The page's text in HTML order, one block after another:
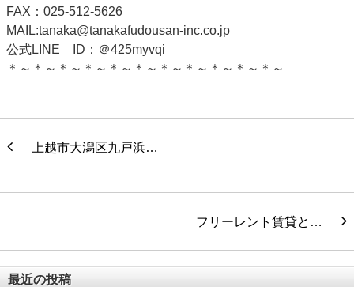
FAX：025-512-5626
MAIL:tanaka@tanakafudousan-inc.co.jp
公式LINE ID：＠425myvqi
＊～＊～＊～＊～＊～＊～＊～＊～＊～＊～＊～
上越市大潟区九戸浜…
フリーレント賃貸と…
最近の投稿